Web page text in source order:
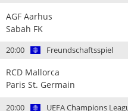
AGF Aarhus
Sabah FK
20:00 Freundschaftsspiel
RCD Mallorca
Paris St. Germain
20:00 UEFA Champions